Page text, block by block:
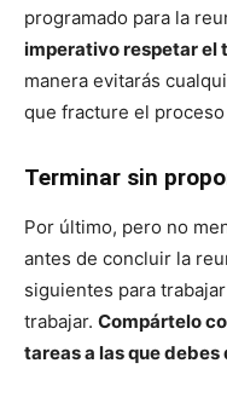
programado para la
imperativo respetar el
manera evitarás
que fracture el
Terminar sin
Por último, pero no
antes de concluir la
siguientes para
trabajar. Compártelo
tareas a las que